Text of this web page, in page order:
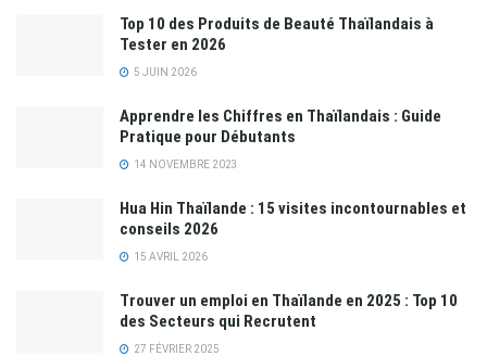
Top 10 des Produits de Beauté Thaïlandais à
Tester en 2026
5 JUIN 2026
Apprendre les Chiffres en Thaïlandais : Guide
Pratique pour Débutants
14 NOVEMBRE 2023
Hua Hin Thaïlande : 15 visites incontournables et
conseils 2026
15 AVRIL 2026
Trouver un emploi en Thaïlande en 2025 : Top 10
des Secteurs qui Recrutent
27 FÉVRIER 2025